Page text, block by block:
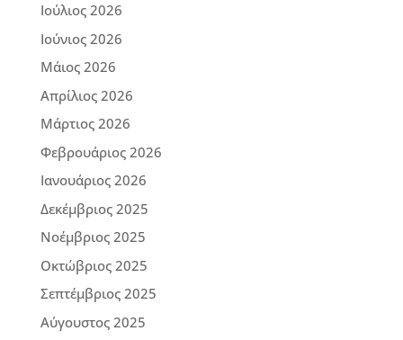
Ιούλιος 2026
Ιούνιος 2026
Μάιος 2026
Απρίλιος 2026
Μάρτιος 2026
Φεβρουάριος 2026
Ιανουάριος 2026
Δεκέμβριος 2025
Νοέμβριος 2025
Οκτώβριος 2025
Σεπτέμβριος 2025
Αύγουστος 2025